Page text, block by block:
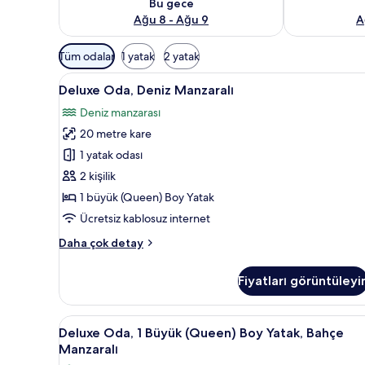
Bu gece
Ağu 8 - Ağu 9
Odalar
için
mevcut
Tüm odalar 1 yatak 2 yatak
Deluxe
Oda,
Deniz
Manzaralı
için
tüm
fotoğrafları
görün
Deluxe Oda, Deniz Manzaralı
1
Deluxe Oda, Deniz Manzaralı
Deniz manzarası
20 metre kare
1 yatak odası
2 kişilik
1 büyük (Queen) Boy Yatak
Ücretsiz kablosuz internet
Daha çok detay
Deluxe
hakkında
daha
fazla
detay
Fiyatları
Deluxe
Oda,
Deluxe Oda, 1 Büyük
3
Deluxe Oda, 1 Büyük (Queen) Boy Yatak, Bahçe
Manzaralı